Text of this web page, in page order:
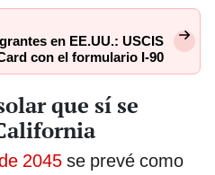
en EE.UU.: USCIS
con el formulario I-90
que sí se
2045 se prevé como